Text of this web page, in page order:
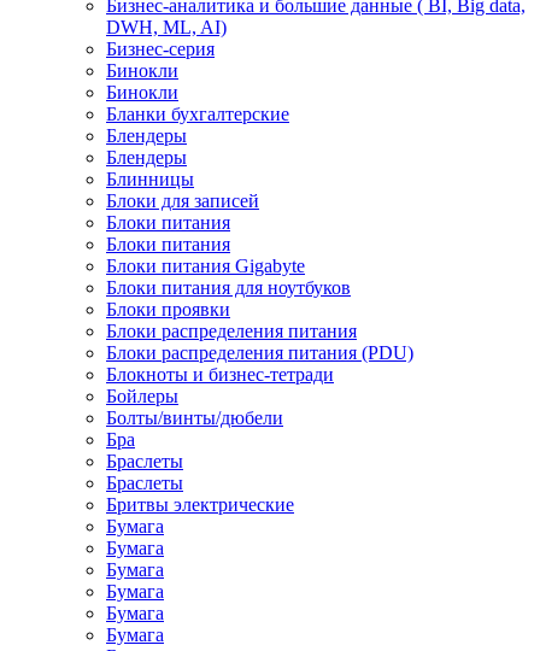
Бизнес-аналитика и большие данные ( BI, Big data,
DWH, ML, AI)
Бизнес-серия
Бинокли
Бинокли
Бланки бухгалтерские
Блендеры
Блендеры
Блинницы
Блоки для записей
Блоки питания
Блоки питания
Блоки питания Gigabyte
Блоки питания для ноутбуков
Блоки проявки
Блоки распределения питания
Блоки распределения питания (PDU)
Блокноты и бизнес-тетради
Бойлеры
Болты/винты/дюбели
Бра
Браслеты
Браслеты
Бритвы электрические
Бумага
Бумага
Бумага
Бумага
Бумага
Бумага